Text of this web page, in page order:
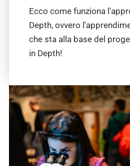
Ecco come funziona
Depth, ovvero
che sta alla base del
in Depth!